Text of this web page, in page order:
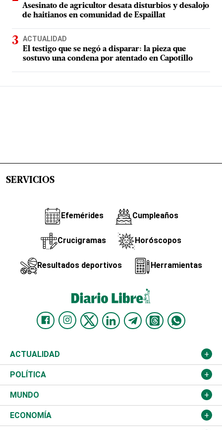
Asesinato de agricultor desata disturbios y desalojo
de haitianos en comunidad de Espaillat
ACTUALIDAD
El testigo que se negó a disparar: la pieza que
sostuvo una condena por atentado en Capotillo
SERVICIOS
Efemérides Cumpleaños
Crucigramas Horóscopos
Resultados deportivos Herramientas
ACTUALIDAD
Nacional
Ciudad
Educación
POLÍTICA
Partidos
JCE
MUNDO
Estados Unidos
ECONOMÍA